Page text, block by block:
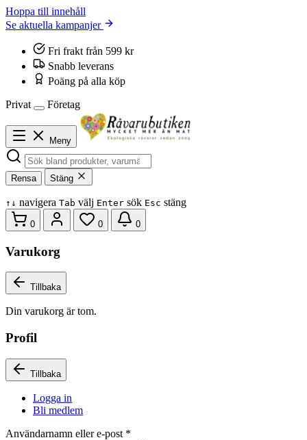
Hoppa till innehåll
Se aktuella kampanjer
Fri frakt från 599 kr
Snabb leverans
Poäng på alla köp
Privat
Företag
Meny
Rensa Stäng
↑ ↓ navigera Tab välj Enter sök Esc stäng
0 0 0
Varukorg
Tillbaka
Din varukorg är tom.
Profil
Tillbaka
Logga in
Bli medlem
Användarnamn eller e-post *